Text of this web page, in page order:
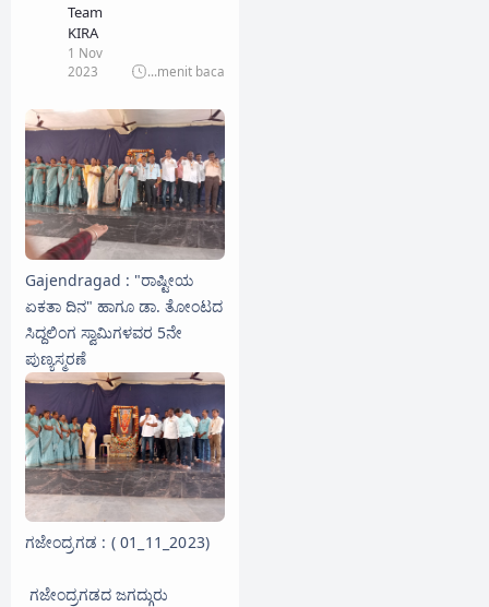
Team
KIRA
1 Nov
2023
...menit baca
Gajendragad : "ರಾಷ್ಟೀಯ
ಏಕತಾ ದಿನ" ಹಾಗೂ ಡಾ. ತೋಂಟದ
ಸಿದ್ದಲಿಂಗ ಸ್ವಾಮಿಗಳವರ 5ನೇ
ಪುಣ್ಯಸ್ಮರಣೆ
ಗಜೇಂದ್ರಗಡ : ( 01_11_2023)
ಗಜೇಂದ್ರಗಡದ ಜಗದ್ಗುರು